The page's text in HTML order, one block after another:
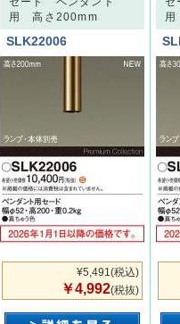
用 高さ200mm
SLK22006
¥5,491(税込)
￥4,992(税抜)